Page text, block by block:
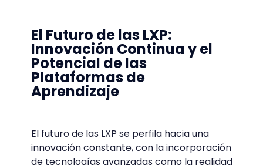
El Futuro de las LXP:
Innovación Continua y el
Potencial de las
Plataformas de
Aprendizaje
El futuro de las LXP se perfila hacia una
innovación constante, con la incorporación
de tecnologías avanzadas como la realidad